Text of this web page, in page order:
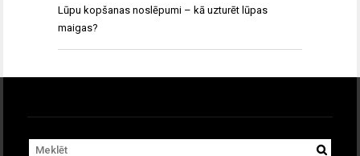
Lūpu kopšanas noslēpumi – kā uzturēt lūpas
maigas?